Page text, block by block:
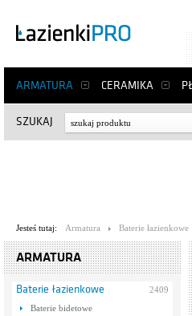
ARMATURA CERAMIKA
SZUKAJ
Jesteś tutaj: Armatura Baterie łazienkowe
ARMATURA
Baterie łazienkowe
2409
Baterie bidetowe